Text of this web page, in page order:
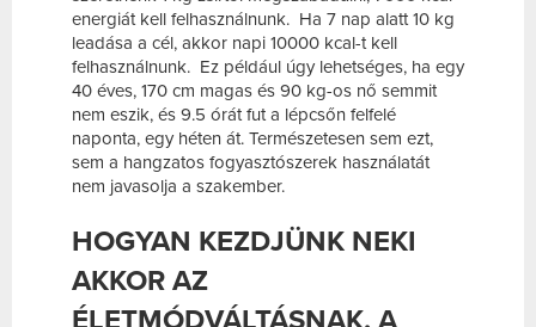
energiát kell felhasználnunk. Ha 7 nap alatt 10 kg
leadása a cél, akkor napi 10000 kcal-t kell
felhasználnunk. Ez például úgy lehetséges, ha egy
40 éves, 170 cm magas és 90 kg-os nő semmit
nem eszik, és 9.5 órát fut a lépcsőn felfelé
naponta, egy héten át. Természetesen sem ezt,
sem a hangzatos fogyasztószerek használatát
nem javasolja a szakember.
HOGYAN KEZDJÜNK NEKI
AKKOR AZ